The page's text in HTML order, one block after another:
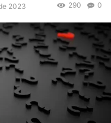
2023 0
290